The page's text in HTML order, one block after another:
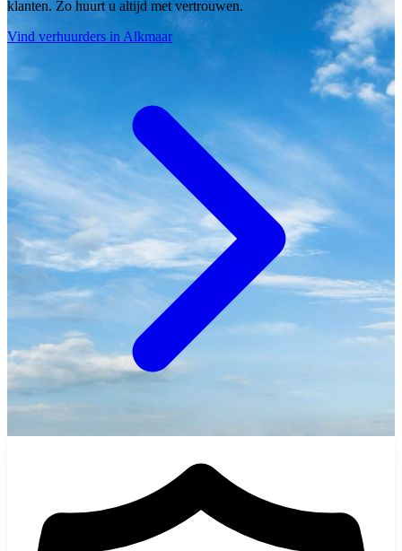
klanten. Zo huurt u altijd met vertrouwen.
Vind verhuurders in Alkmaar